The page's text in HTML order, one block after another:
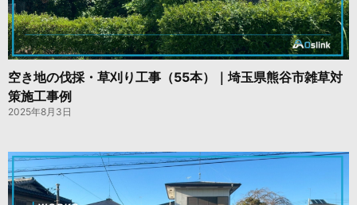
空き地の伐採・草刈り工事（55本）｜埼玉県熊谷市雑草対
策施工事例
2025年8月3日